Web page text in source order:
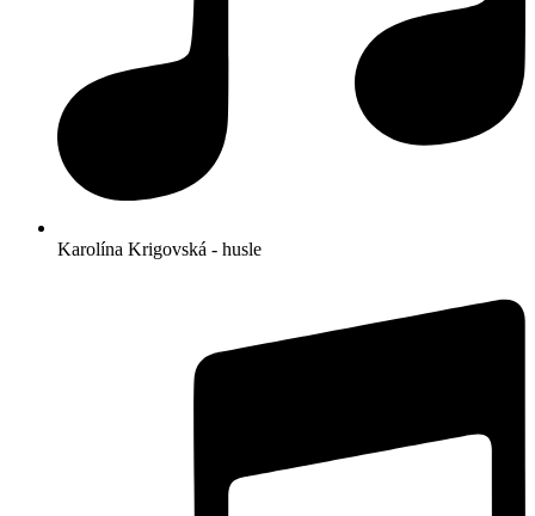
Karolína Krigovská - husle